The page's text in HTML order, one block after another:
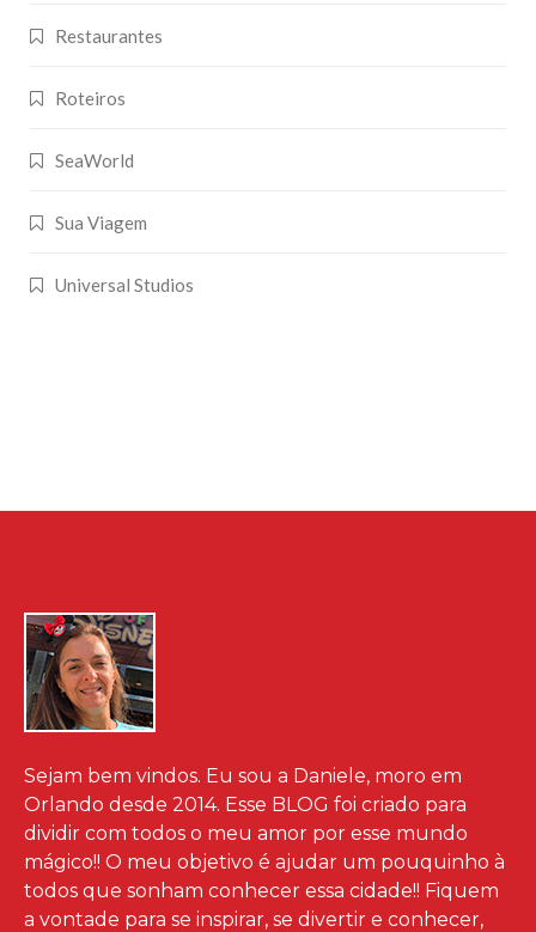
Restaurantes
Roteiros
SeaWorld
Sua Viagem
Universal Studios
Sejam bem vindos. Eu sou a Daniele, moro em
Orlando desde 2014. Esse BLOG foi criado para
dividir com todos o meu amor por esse mundo
mágico!! O meu objetivo é ajudar um pouquinho à
todos que sonham conhecer essa cidade!! Fiquem
a vontade para se inspirar, se divertir e conhecer,